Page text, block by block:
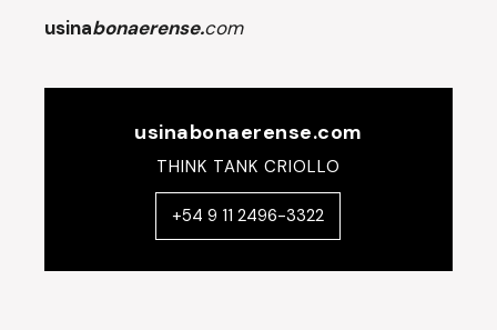
usinabonaerense.com
usinabonaerense.com
THINK TANK CRIOLLO
+54 9 11 2496-3322